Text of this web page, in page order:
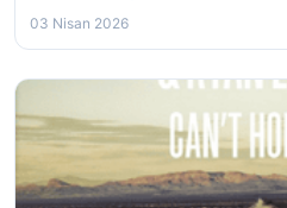
03 Nisan 2026